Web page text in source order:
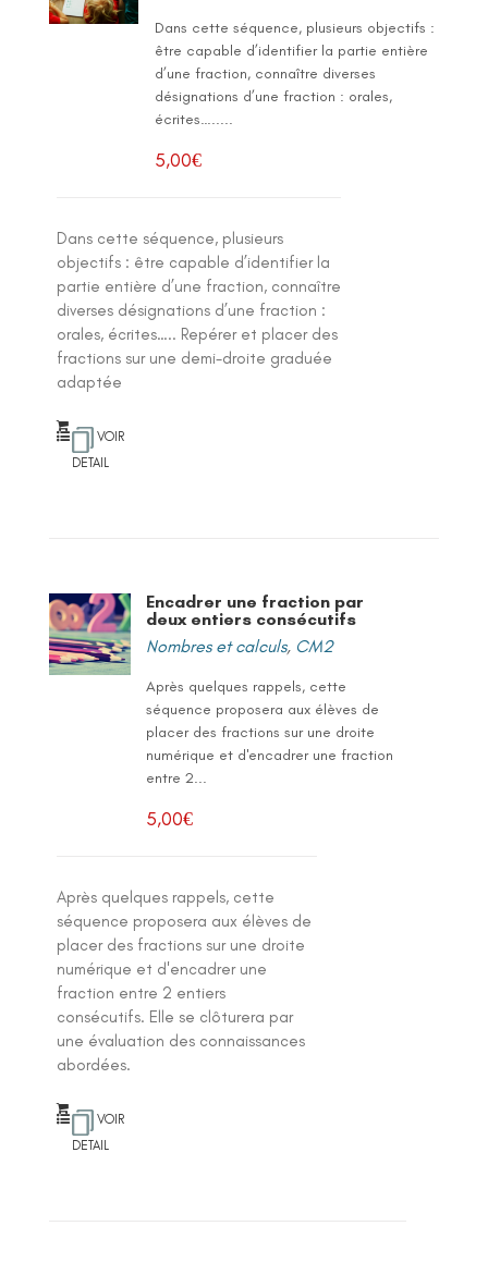
Dans cette séquence, plusieurs objectifs :
être capable d’identifier la partie entière
d’une fraction, connaître diverses
désignations d’une fraction : orales,
écrites….....
5,00€
Dans cette séquence, plusieurs
objectifs : être capable d’identifier la
partie entière d’une fraction, connaître
diverses désignations d’une fraction :
orales, écrites….. Repérer et placer des
fractions sur une demi-droite graduée
adaptée
VOIR
DETAIL
Encadrer une fraction par
deux entiers consécutifs
Nombres et calculs, CM2
Après quelques rappels, cette
séquence proposera aux élèves de
placer des fractions sur une droite
numérique et d'encadrer une fraction
entre 2...
5,00€
Après quelques rappels, cette
séquence proposera aux élèves de
placer des fractions sur une droite
numérique et d'encadrer une
fraction entre 2 entiers
consécutifs. Elle se clôturera par
une évaluation des connaissances
abordées.
VOIR
DETAIL